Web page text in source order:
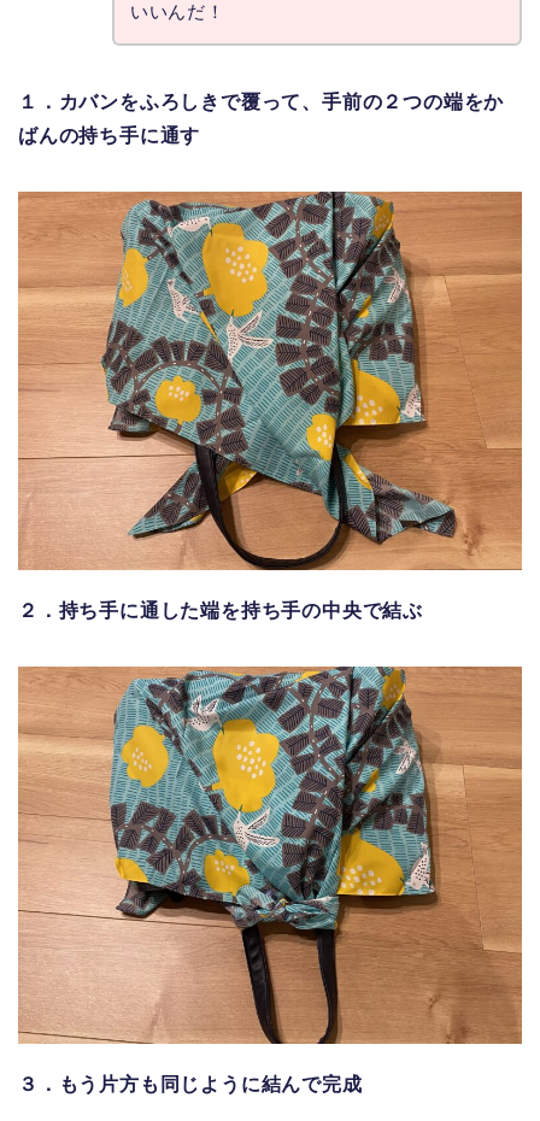
いいんだ！
１．カバンをふろしきで覆って、手前の２つの端をか
ばんの持ち手に通す
２．持ち手に通した端を持ち手の中央で結ぶ
３．もう片方も同じように結んで完成